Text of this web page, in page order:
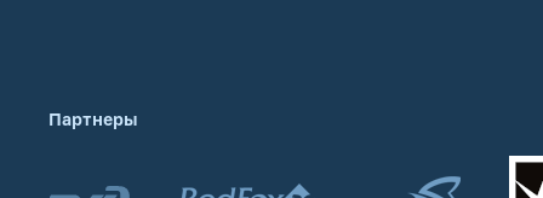
Партнеры